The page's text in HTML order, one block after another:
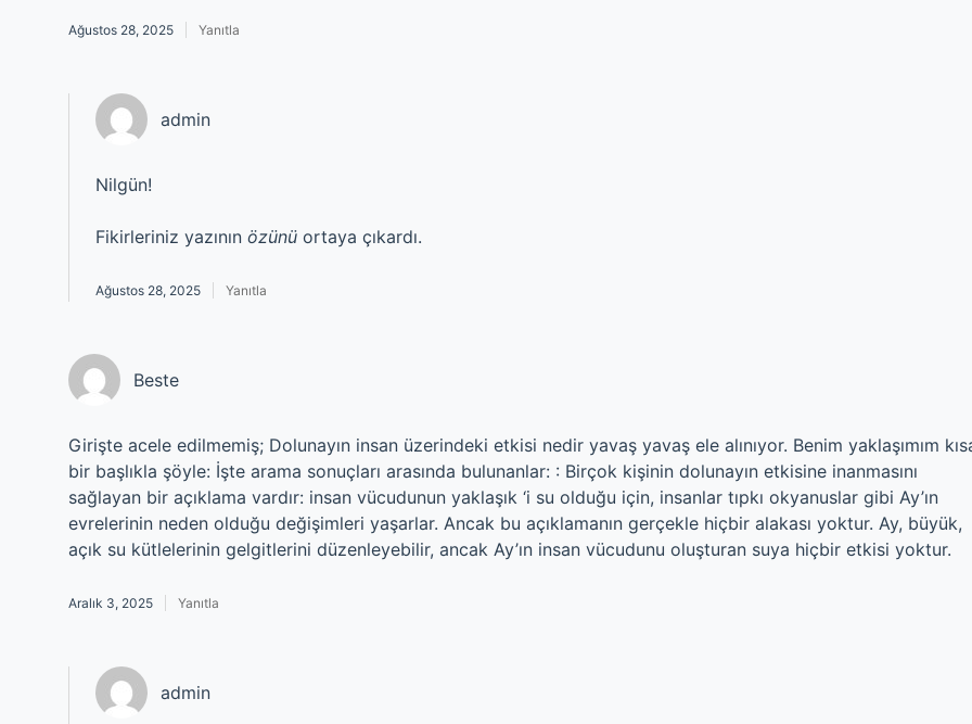
Ağustos 28, 2025 Yanıtla
admin
Nilgün!
Fikirleriniz yazının özünü ortaya çıkardı.
Ağustos 28, 2025 Yanıtla
Beste
Girişte acele edilmemiş; Dolunayın insan üzerindeki etkisi nedir yavaş yavaş ele alınıyor. Benim yaklaşımım
bir başlıkla şöyle: İşte arama sonuçları arasında bulunanlar: : Birçok kişinin dolunayın etkisine inanmasını
sağlayan bir açıklama vardır: insan vücudunun yaklaşık ‘i su olduğu için, insanlar tıpkı okyanuslar gibi Ay’ın
evrelerinin neden olduğu değişimleri yaşarlar. Ancak bu açıklamanın gerçekle hiçbir alakası yoktur. Ay, büyük,
açık su kütlelerinin gelgitlerini düzenleyebilir, ancak Ay’ın insan vücudunu oluşturan suya hiçbir etkisi yoktur.
Aralık 3, 2025 Yanıtla
admin